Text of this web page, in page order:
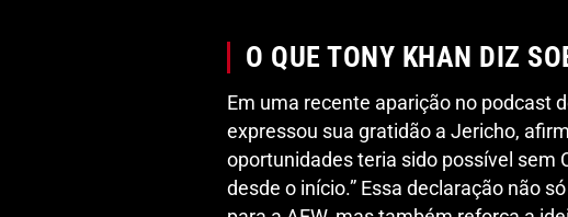
O QUE TONY KHAN DIZ
Em uma recente aparição no podcast
expressou sua gratidão a Jericho,
oportunidades teria sido possível sem
desde o início.” Essa declaração não